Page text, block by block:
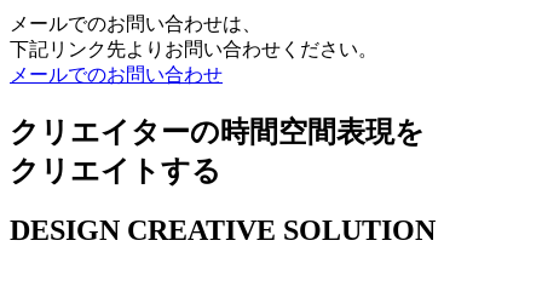
メールでのお問い合わせは、
下記リンク先よりお問い合わせください。
メールでのお問い合わせ
クリエイターの時間空間表現を
クリエイトする
DESIGN CREATIVE SOLUTION